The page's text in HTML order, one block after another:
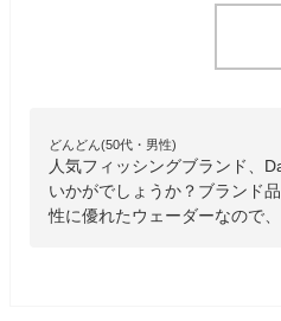
どんどん(50代・男性)
人気フィッシングブランド、
いかがでしょうか？ブランド
性に優れたウェーダーなので、